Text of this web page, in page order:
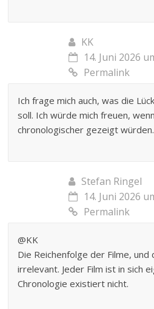
KK
14. Juni 2026
Permalink
Ich frage mich auch, was die
soll. Ich würde mich freuen,
chronologischer gezeigt würden.
Stefan Ringel
14. Juni 2026
Permalink
@KK
Die Reichenfolge der Filme, und
irrelevant. Jeder Film ist in sich
Chronologie existiert nicht.